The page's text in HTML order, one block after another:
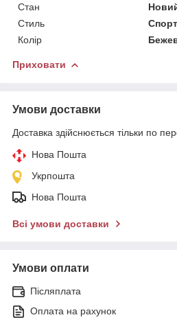
Стан
Стиль
Колір
Приховати
Умови доставки
Доставка здійснюється тільки по
Нова Пошта
Укрпошта
Нова Пошта
Всі умови доставки
Умови оплати
Післяплата
Оплата на рахунок